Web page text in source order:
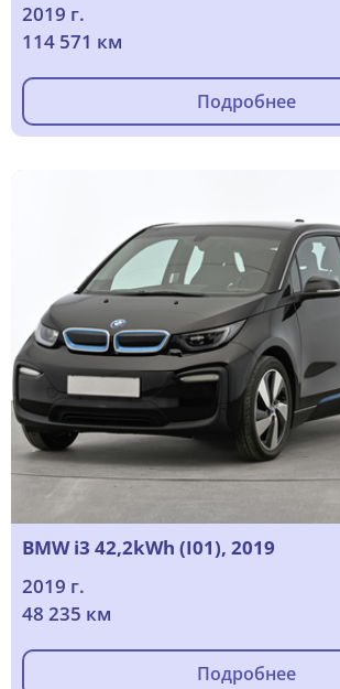
2019 г.
114 571 км
Подробнее
BMW i3 42,2kWh (I01), 2019
2019 г.
48 235 км
Подробнее